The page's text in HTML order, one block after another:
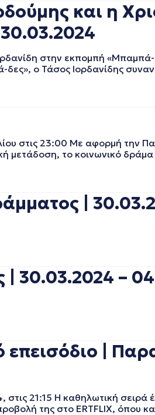
και η
στην εκπομπή
ο Τάσος Ιορδανίδης
στις 23:00 Με αφορμή την
μετάδοση, το κοινωνικό
|
| 30.03.2024 –
|
21:15 Η καθηλωτική σειρά
της στο ERTFLIX, όπου